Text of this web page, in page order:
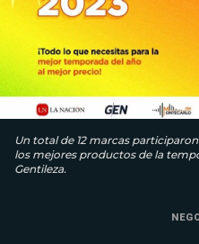
Un total de 12 marcas
los mejores productos de la
Gentileza.